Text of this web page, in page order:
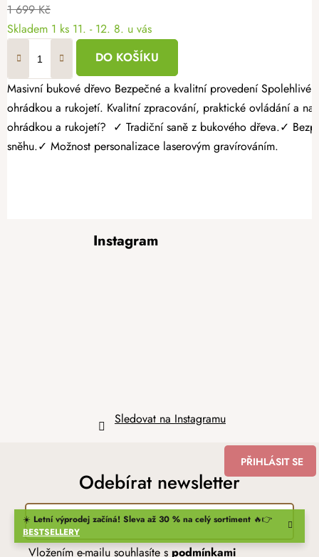
☀️ Letní výprodej začíná! Sleva až 30 % na celý sortiment 🔥👉
BESTSELLERY
1 699 Kč
Skladem 1 ks 11. - 12. 8. u vás
DO KOŠÍKU
Masivní bukové dřevo Bezpečné a kvalitní provedení Spolehlivé s dlouhou životností Užijte si zimní radovánky naplno a dopřejte dětem pohodlnou a bezpečnou jízdu na tradičních dřevěných saních s
ohrádkou a rukojetí. Kvalitní zpracování, praktické ovládání a
ohrádkou a rukojetí? ✓ Tradiční saně z bukového dřeva.✓
sněhu.✓ Možnost personalizace laserovým gravírováním.
Instagram
Sledovat na Instagramu
Odebírat newsletter
Vložením e-mailu souhlasíte s podmínkami
PŘIHLÁSIT SE